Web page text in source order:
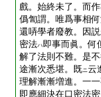
戲。始終未了。而
僞訇謂。唯爲事相
還哢學者廢教。因
密法ハ即事而眞。何
解了法則不難。是
途漸次悉堪。既ニ云
理解漸漸増進。一
即應細決在口密法